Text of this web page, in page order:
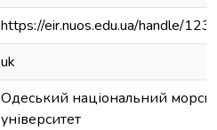
https://eir.nuos.edu.ua/handle/
uk
Одеський національний
університет